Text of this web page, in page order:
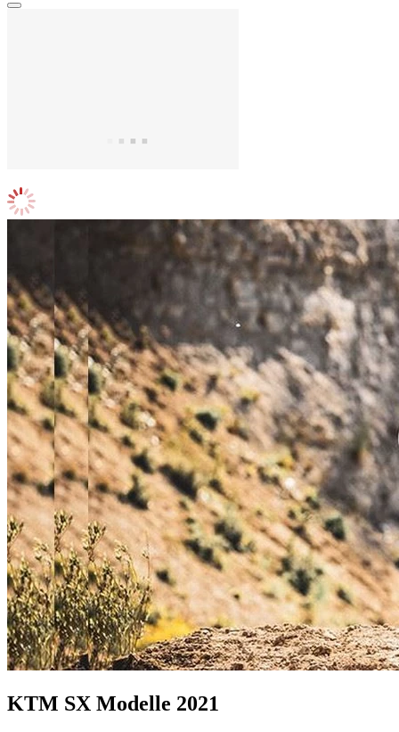
KTM SX Modelle 2021